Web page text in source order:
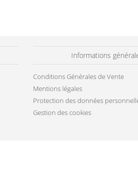
Informations
Conditions Générales de Vente
Mentions légales
Protection des données
Gestion des cookies